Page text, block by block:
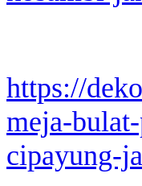
https://
meja-
cipayung-